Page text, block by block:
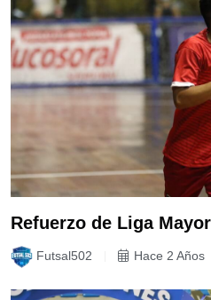
Refuerzo de Liga
Futsal502 Hace 2 Años